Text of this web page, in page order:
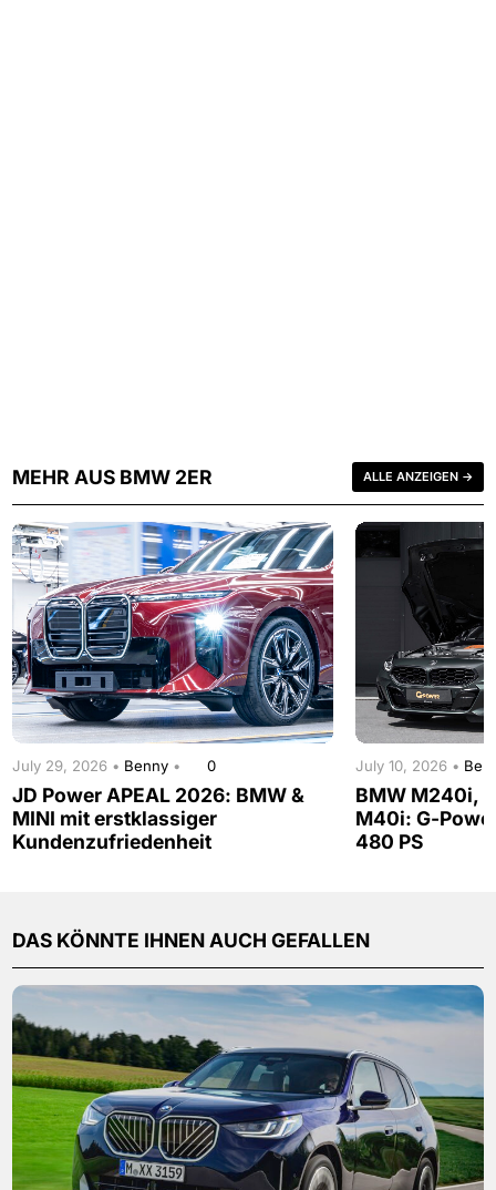
MEHR AUS BMW 2ER ALLE ANZEIGEN →
July 29, 2026 • Benny • 0
JD Power APEAL 2026: BMW &
MINI mit erstklassiger
Kundenzufriedenheit
July 10, 2026 •
BMW M240i,
M40i: G-
480 PS
DAS KÖNNTE IHNEN AUCH GEFALLEN